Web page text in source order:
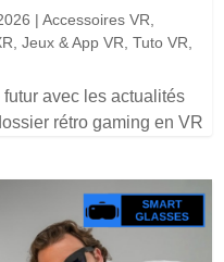
|Accessoires VR,
,Jeux & App VR,Tuto VR,
avec les actualités
rétro gaming en VR